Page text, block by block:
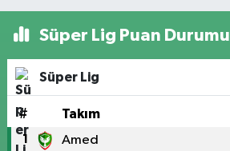
Süper Lig Puan Durumu
Süper Lig
# Takım
1 Amed